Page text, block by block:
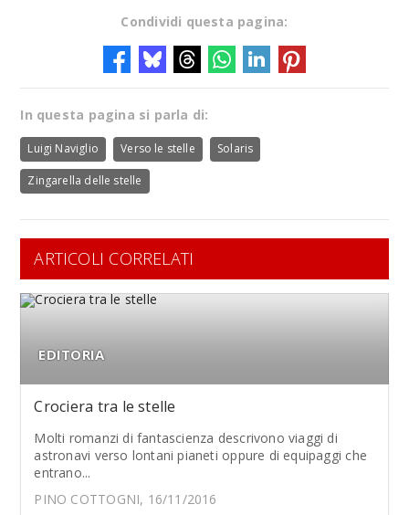
Condividi questa pagina:
In questa pagina si parla di:
Luigi Naviglio Verso le stelle Solaris
Zingarella delle stelle
ARTICOLI CORRELATI
EDITORIA
Crociera tra le stelle
Molti romanzi di fantascienza descrivono viaggi di
astronavi verso lontani pianeti oppure di equipaggi che
entrano...
PINO COTTOGNI, 16/11/2016